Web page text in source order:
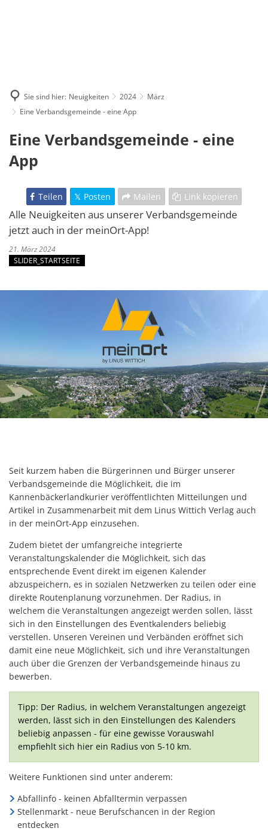
Sie sind hier: Neuigkeiten 2024
März
Eine Verbandsgemeinde - eine App
Eine Verbandsgemeinde - eine
App
Teilen Posten Mailen Link kopieren
Alle Neuigkeiten aus unserer Verbandsgemeinde
jetzt auch in der meinOrt-App!
21. März 2024
SLIDER_STARTSEITE
Seit kurzem haben die Bürgerinnen und Bürger unserer
Verbandsgemeinde die Möglichkeit, die im
Kannenbäckerlandkurier veröffentlichten Mitteilungen und
Artikel in Zusammenarbeit mit dem Linus Wittich Verlag auch
in der meinOrt-App einzusehen.
Zudem bietet der umfangreiche integrierte
Veranstaltungskalender die Möglichkeit, sich das
entsprechende Event direkt im eigenen Kalender
abzuspeichern, es in sozialen Netzwerken zu teilen oder eine
direkte Routenplanung vorzunehmen. Der Radius, in
welchem die Veranstaltungen angezeigt werden sollen, lässt
sich in den Einstellungen des Eventkalenders beliebig
verstellen. Unseren Vereinen und Verbänden eröffnet sich
damit eine neue Möglichkeit, sich und ihre Veranstaltungen
auch über die Grenzen der Verbandsgemeinde hinaus zu
bewerben.
Tipp: Der Radius, in welchem Veranstaltungen angezeigt
werden, lässt sich in den Einstellungen des Kalenders
beliebig anpassen - für eine gewisse Vorauswahl
empfiehlt sich hier ein Radius von 5-10 km.
Weitere Funktionen sind unter anderem:
Abfallinfo - keinen Abfalltermin verpassen
Stellenmarkt - neue Berufschancen in der Region
entdecken